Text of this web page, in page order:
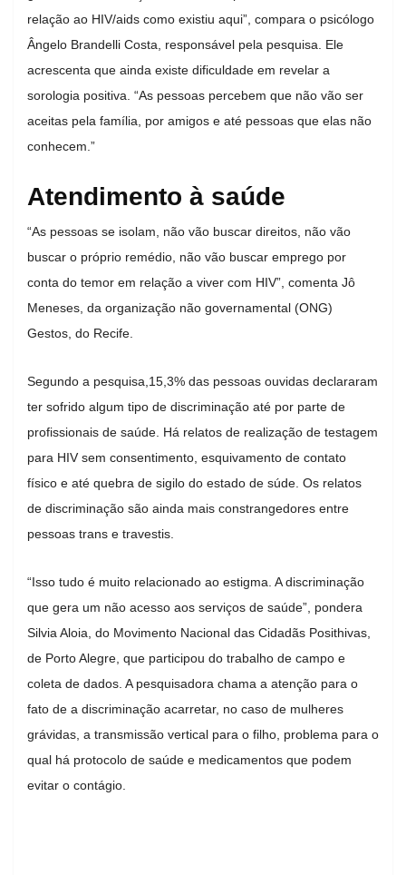
relação ao HIV/aids como existiu aqui”, compara o psicólogo
Ângelo Brandelli Costa, responsável pela pesquisa. Ele
acrescenta que ainda existe dificuldade em revelar a
sorologia positiva. “As pessoas percebem que não vão ser
aceitas pela família, por amigos e até pessoas que elas não
conhecem.”
Atendimento à saúde
“As pessoas se isolam, não vão buscar direitos, não vão
buscar o próprio remédio, não vão buscar emprego por
conta do temor em relação a viver com HIV”, comenta Jô
Meneses, da organização não governamental (ONG)
Gestos, do Recife.
Segundo a pesquisa,15,3% das pessoas ouvidas declararam
ter sofrido algum tipo de discriminação até por parte de
profissionais de saúde. Há relatos de realização de testagem
para HIV sem consentimento, esquivamento de contato
físico e até quebra de sigilo do estado de súde. Os relatos
de discriminação são ainda mais constrangedores entre
pessoas trans e travestis.
“Isso tudo é muito relacionado ao estigma. A discriminação
que gera um não acesso aos serviços de saúde”, pondera
Silvia Aloia, do Movimento Nacional das Cidadãs Posithivas,
de Porto Alegre, que participou do trabalho de campo e
coleta de dados. A pesquisadora chama a atenção para o
fato de a discriminação acarretar, no caso de mulheres
grávidas, a transmissão vertical para o filho, problema para o
qual há protocolo de saúde e medicamentos que podem
evitar o contágio.